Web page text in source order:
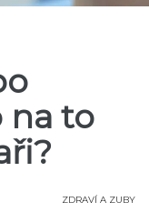
na to
ZDRAVÍ A ZUBY